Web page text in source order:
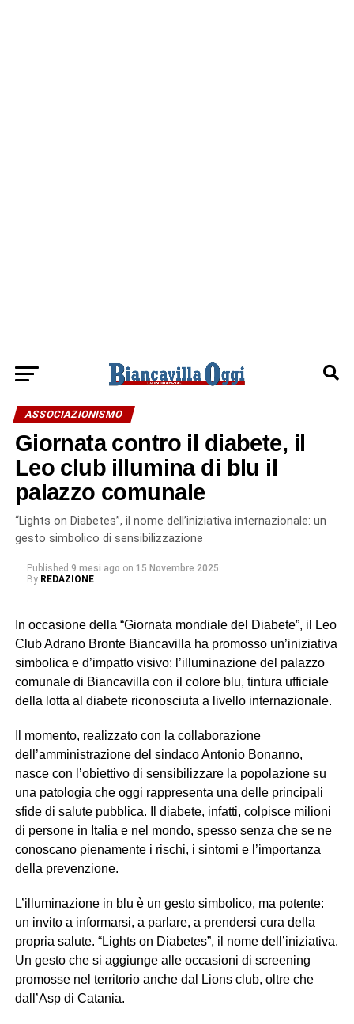
ASSOCIAZIONISMO
Giornata contro il diabete, il
Leo club illumina di blu il
palazzo comunale
“Lights on Diabetes”, il nome dell’iniziativa internazionale: un
gesto simbolico di sensibilizzazione
Published 9 mesi ago on 15 Novembre 2025
By REDAZIONE
In occasione della “Giornata mondiale del Diabete”, il Leo
Club Adrano Bronte Biancavilla ha promosso un’iniziativa
simbolica e d’impatto visivo: l’illuminazione del palazzo
comunale di Biancavilla con il colore blu, tintura ufficiale
della lotta al diabete riconosciuta a livello internazionale.
Il momento, realizzato con la collaborazione
dell’amministrazione del sindaco Antonio Bonanno,
nasce con l’obiettivo di sensibilizzare la popolazione su
una patologia che oggi rappresenta una delle principali
sfide di salute pubblica. Il diabete, infatti, colpisce milioni
di persone in Italia e nel mondo, spesso senza che se ne
conoscano pienamente i rischi, i sintomi e l’importanza
della prevenzione.
L’illuminazione in blu è un gesto simbolico, ma potente:
un invito a informarsi, a parlare, a prendersi cura della
propria salute. “Lights on Diabetes”, il nome dell’iniziativa.
Un gesto che si aggiunge alle occasioni di screening
promosse nel territorio anche dal Lions club, oltre che
dall’Asp di Catania.